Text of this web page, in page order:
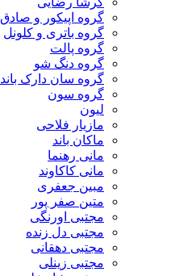
گروه اپیکور و صادق
گروه باتری و کلونل
گروه پالت
گروه دنگ شو
گروه سان دارک باند
گروه سون
لیون
مازیار فلاحی
ماکان باند
مانی رهنما
مانی کاکاوند
مبین جعفری
متین صفر پور
مجتبی اورنگی
مجتبی دل زنده
مجتبی دهقانی
مجتبی زینلی